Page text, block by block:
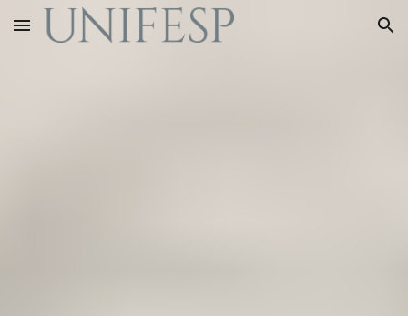
Skip to main content Skip to navigation